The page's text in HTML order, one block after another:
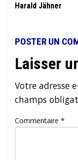
Harald Jähner
POSTER UN
Laisser
Votre adresse
champs
Commentaire *